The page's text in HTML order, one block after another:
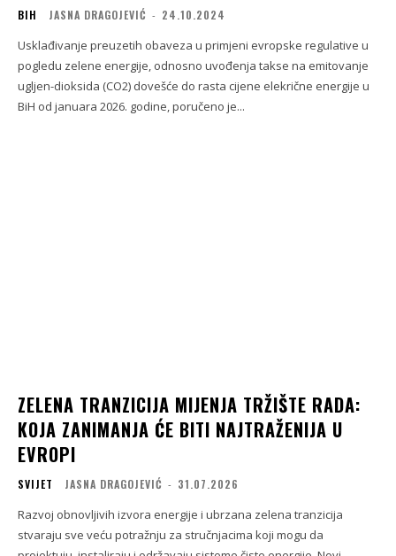
BIH JASNA DRAGOJEVIĆ - 24.10.2024
Usklađivanje preuzetih obaveza u primjeni evropske regulative u
pogledu zelene energije, odnosno uvođenja takse na emitovanje
ugljen-dioksida (CO2) dovešće do rasta cijene elekrične energije u
BiH od januara 2026. godine, poručeno je...
ZELENA TRANZICIJA MIJENJA TRŽIŠTE RADA:
KOJA ZANIMANJA ĆE BITI NAJTRAŽENIJA U
EVROPI
SVIJET JASNA DRAGOJEVIĆ - 31.07.2026
Razvoj obnovljivih izvora energije i ubrzana zelena tranzicija
stvaraju sve veću potražnju za stručnjacima koji mogu da